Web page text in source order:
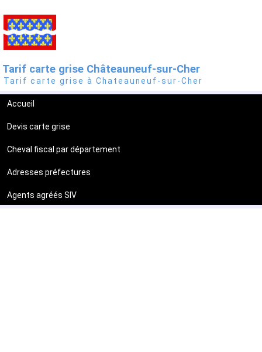
Tarif carte grise Châteauneuf-sur-Cher
Tarif carte grise à Chateauneuf-sur-Cher
Accueil
Devis carte grise
Cheval fiscal par département
Adresses préfectures
Agents agréés SIV